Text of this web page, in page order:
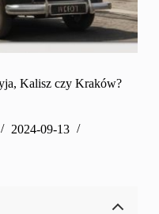
Kalisz czy Kraków?
2024-09-13